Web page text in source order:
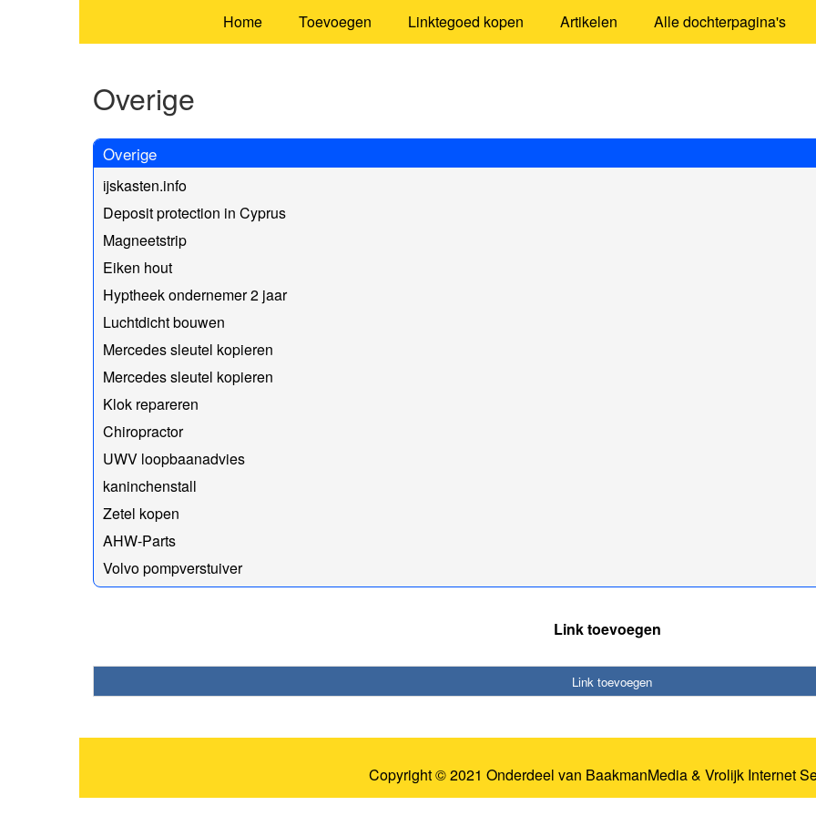
Home Toevoegen Linktegoed kopen Artikelen Alle dochterpagina's
Overige
Overige
ijskasten.info
Deposit protection in Cyprus
Magneetstrip
Eiken hout
Hyptheek ondernemer 2 jaar
Luchtdicht bouwen
Mercedes sleutel kopieren
Mercedes sleutel kopieren
Klok repareren
Chiropractor
UWV loopbaanadvies
kaninchenstall
Zetel kopen
AHW-Parts
Volvo pompverstuiver
Link toevoegen
Link toevoegen
Copyright © 2021 Onderdeel van BaakmanMedia& Vrolijk Internet